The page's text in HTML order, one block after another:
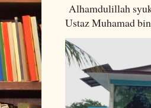
Alhamdulillah
Ustaz Muhamad